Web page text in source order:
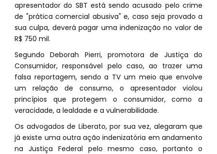
apresentador do SBT está sendo acusado pelo crime
de "prática comercial abusiva" e, caso seja provado a
sua culpa, deverá pagar uma indenização no valor de
R$ 750 mil.
Segundo Deborah Pierri, promotora de Justiça do
Consumidor, responsável pelo caso, ao trazer uma
falsa reportagem, sendo a TV um meio que envolve
um relação de consumo, o apresentador violou
princípios que protegem o consumidor, como a
veracidade, a lealdade e a vulnerabilidade.
Os advogados de Liberato, por sua vez, alegaram que
já existe uma outra ação indenizatória em andamento
na Justiça Federal pelo mesmo caso, portanto o